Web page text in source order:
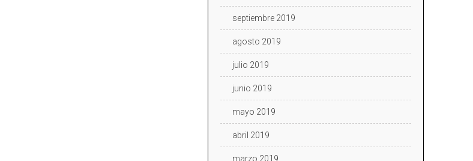
septiembre 2019
agosto 2019
julio 2019
junio 2019
mayo 2019
abril 2019
marzo 2019